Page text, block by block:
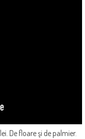
De floare şi de palmier.